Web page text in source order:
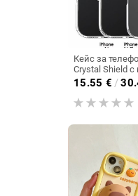
Кейс за
Crystal Shield
всмукателна
Mate 70 Pro,
с висока
15.55 € /